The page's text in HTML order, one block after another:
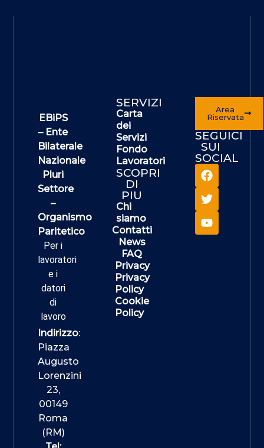
EBiPS
– Ente
Bilaterale
Nazionale
Pluri
Settore
–
Organismo
Paritetico
Per i
lavoratori
e i
datori
di
lavoro
Indirizzo:
Piazza
Augusto
Lorenzini
23,
00149
Roma
(RM)
SERVIZI
Carta
dei
Servizi
Fondo
Lavoratori
SCOPRI
DI
PIU
Chi
siamo
Contatti
News
FAQ
Privacy
Privacy
Policy
Cookie
Policy
Area
Riservata
SEGUICI
SUI
SOCIAL